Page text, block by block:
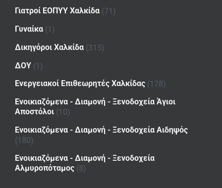
Γιατροί ΕΟΠΥΥ Χαλκίδα (71)
Γυναίκα (1)
Δικηγόροι Χαλκίδα (315)
ΔΟΥ (1)
Ενεργειακοί Επιθεωρητές Χαλκίδας (178)
Ενοικιαζόμενα - Διαμονή - Ξενοδοχεία Άγιοι
Αποστόλοι (10)
Ενοικιαζόμενα - Διαμονή - Ξενοδοχεία Αιδηψός
(180)
Ενοικιαζόμενα - Διαμονή - Ξενοδοχεία
Αλμυροπόταμος (8)